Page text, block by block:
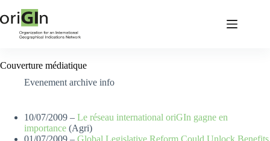
Couverture médiatique
Evenement archive info
10/07/2009 – Le réseau international oriGIn gagne en
importance (Agri)
01/07/2009 – Global Legislative Reform Could Unlock Benefits